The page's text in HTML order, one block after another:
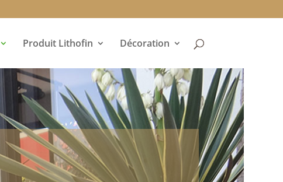
Produit Lithofin Décoration